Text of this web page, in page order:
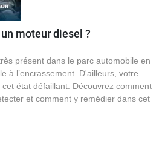
moteur diesel ?
présent dans le parc automobile en
à l’encrassement. D'ailleurs, votre
état défaillant. Découvrez comment
et comment y remédier dans cet